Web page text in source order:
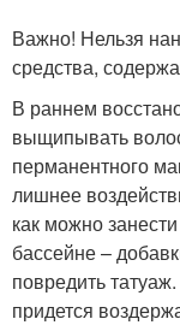
Важно! Нельзя
средства,
В раннем
выщипывать
перманентного
лишнее
как можно
бассейне –
повредить
придется